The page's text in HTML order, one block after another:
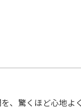
、驚くほど心地